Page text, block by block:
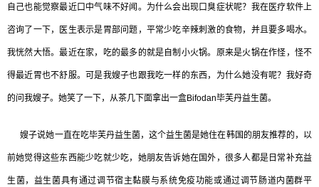
自己也能觉察最近口中气味不好闻。为什么会出现口臭症状呢？我在医疗软件上
咨询了一下，医生表示是胃部问题，平常少吃辛辣刺激的食物，并且要多喝水。
我恍然大悟。最近在家，吃的最多的就是自制小火锅。原来是火锅在作怪，怪不
得最近胃也不舒服。可是我嫂子也跟我吃一样的东西，为什么她没有呢？我好奇
的问我嫂子。她笑了一下，从茶几下面拿出一盒Bifodan毕芙丹益生菌。
嫂子说她一直在吃毕芙丹益生菌，这个益生菌是她住在韩国的朋友推荐的，以
前她觉得这些东西能少吃就少吃，她朋友告诉她在国外，很多人都是日常补充益
生菌，益生菌具有通过调节宿主黏膜与系统免疫功能或通过调节肠道内菌群平